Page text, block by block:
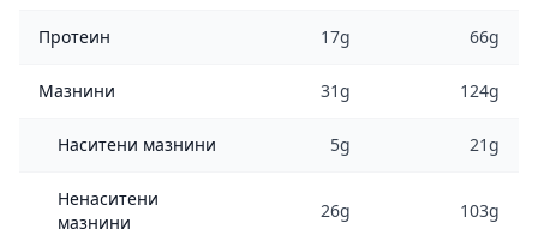
Протеин 17g 66g
Мазнини 31g 124g
Наситени мазнини 5g 21g
Ненаситени
мазнини
26g 103g